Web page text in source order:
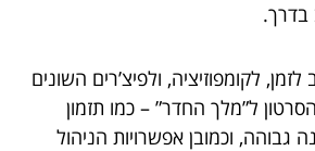
לקומפוזיציה, ולפיצ’רים השונים
ל”מלך החדר” – כמו תזמון
גבוהה, וכמובן אפשרויות הניהול